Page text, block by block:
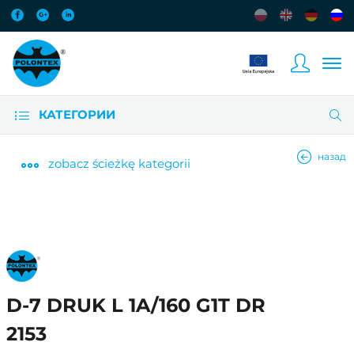
КАТЕГОРИИ
zobacz ścieżkę kategorii назад
D-7 DRUK L 1A/160 G1T DR
2153